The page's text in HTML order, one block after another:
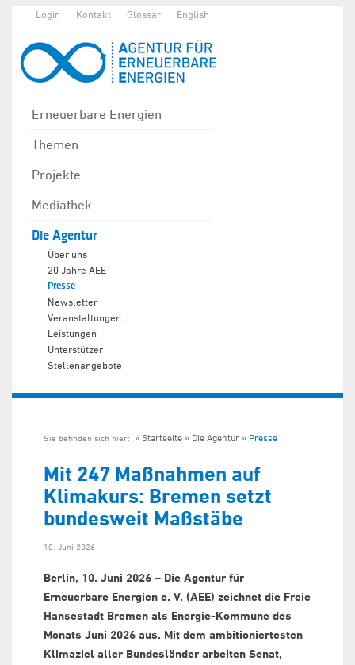
Login Kontakt Glossar English
Erneuerbare Energien
Themen
Projekte
Mediathek
Die Agentur
Über uns
20 Jahre AEE
Presse
Newsletter
Veranstaltungen
Leistungen
Unterstützer
Stellenangebote
Sie befinden sich hier: Startseite Die Agentur Presse
Mit 247 Maßnahmen auf
Klimakurs: Bremen setzt
bundesweit Maßstäbe
10. Juni 2026
Berlin, 10. Juni 2026 – Die Agentur für
Erneuerbare Energien e. V. (AEE) zeichnet die Freie
Hansestadt Bremen als Energie-Kommune des
Monats Juni 2026 aus. Mit dem ambitioniertesten
Klimaziel aller Bundesländer arbeiten Senat,